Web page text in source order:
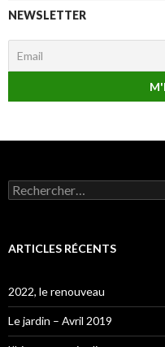
NEWSLETTER
Rechercher :
ARTICLES RÉCENTS
2022, le renouveau
Le jardin – Avril 2019